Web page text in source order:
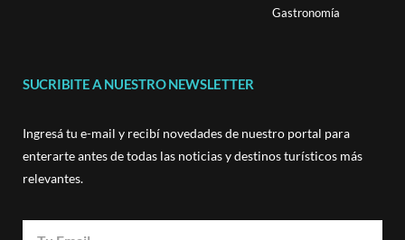
Gastronomía
SUCRIBITE A NUESTRO NEWSLETTER
Ingresá tu e-mail y recibí novedades de nuestro portal para
enterarte antes de todas las noticias y destinos turísticos más
relevantes.